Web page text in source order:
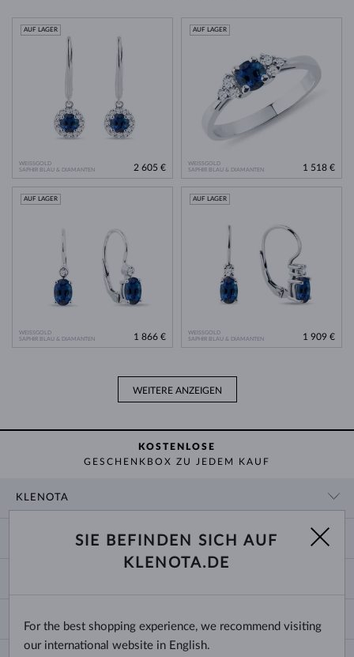
WEISSGOLD
SAPHIR BLAU & DIAMANTEN
AUF LAGER
2 605 €
WEISSGOLD
SAPHIR BLAU & DIAMANTEN
AUF LAGER
1 518 €
WEISSGOLD
SAPHIR BLAU & DIAMANTEN
AUF LAGER
1 866 €
WEISSGOLD
SAPHIR BLAU & DIAMANTEN
AUF LAGER
1 909 €
WEITERE ANZEIGEN
KOSTENLOSE
GESCHENKBOX ZU JEDEM KAUF
KLENOTA
BLOG
ZAHLUNG UND VERSAND
TRAURINGE AUSWÄHLEN
ECHTHEITSZERTIFIKATE
KETTENGRÖSSEN UND -ARTEN
ARMBANDGRÖSSEN
Deutschland & Österreich
SIE BEFINDEN SICH AUF
KLENOTA.DE
For the best shopping experience, we recommend visiting
our international website in English.